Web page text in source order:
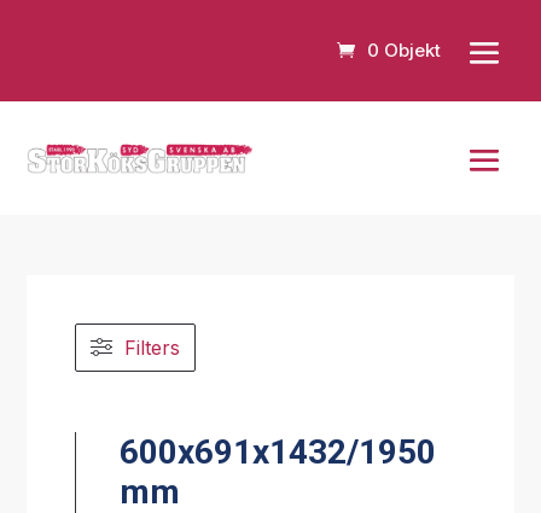
0 Objekt
Filters
600x691x1432/1950
mm